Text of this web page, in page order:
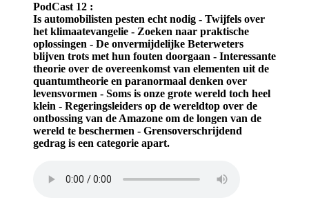
PodCast 12 :
Is automobilisten pesten echt nodig - Twijfels over
het klimaatevangelie - Zoeken naar praktische
oplossingen - De onvermijdelijke Beterweters
blijven trots met hun fouten doorgaan - Interessante
theorie over de overeenkomst van elementen uit de
quantumtheorie en paranormaal denken over
levensvormen - Soms is onze grote wereld toch heel
klein - Regeringsleiders op de wereldtop over de
ontbossing van de Amazone om de longen van de
wereld te beschermen - Grensoverschrijdend
gedrag is een categorie apart.